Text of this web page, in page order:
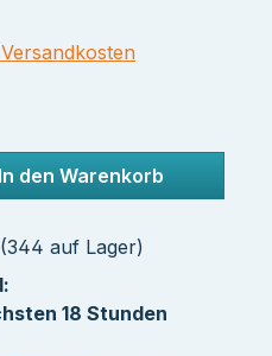
In den Warenkorb
auf Lager)
18 Stunden